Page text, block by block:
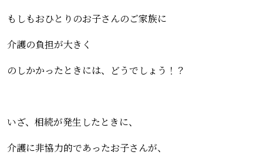
もしもおひとりのお子さんのご家族に
介護の負担が大きく
のしかかったときには、どうでしょう！？
いざ、相続が発生したときに、
介護に非協力的であったお子さんが、